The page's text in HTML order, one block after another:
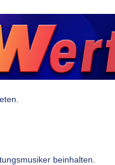
beinhalten.